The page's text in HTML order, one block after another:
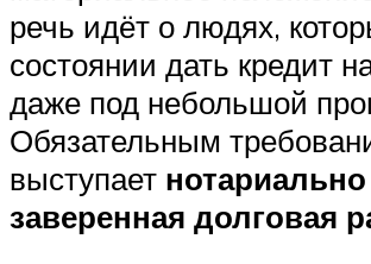
речь идёт о людях,
состоянии дать кредит
даже под небольшой
Обязательным
выступает нотариально
заверенная долговая